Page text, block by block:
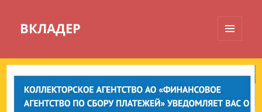
ВКЛАДЕР
ВИДЖЕТЫ